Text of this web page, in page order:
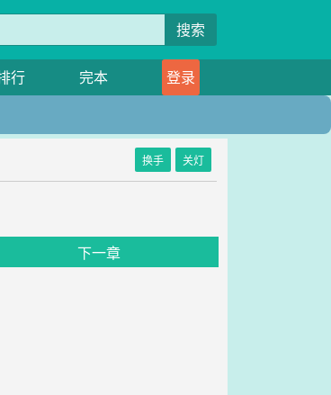
搜索
行 完本
登录
换手 关灯
下一章